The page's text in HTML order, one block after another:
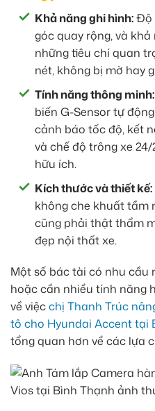
Khả năng ghi hình:Độ
góc quay rộng, và
những tiêu chí quan
nét, không bị mờ hay
Tính năng thông minh:
biến G-Sensor tự
cảnh báo tốc độ, kết
và chế độ trông xe
hữu ích.
Kích thước và thiết kế:
không che khuất tầm
cũng phải thật thẩm
đẹp nội thất xe.
Một số bác tài có nhu cầu
hoặc cần nhiều tính năng
về việcchị Thanh Trúc
tô cho Hyundai Accent tại
tổng quan hơn về các lựa